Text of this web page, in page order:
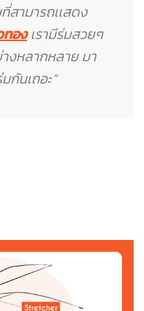
ามารถเเสดง
องเรามีร่มสวยๆ
หลากหลาย มา
กันเถอะ”